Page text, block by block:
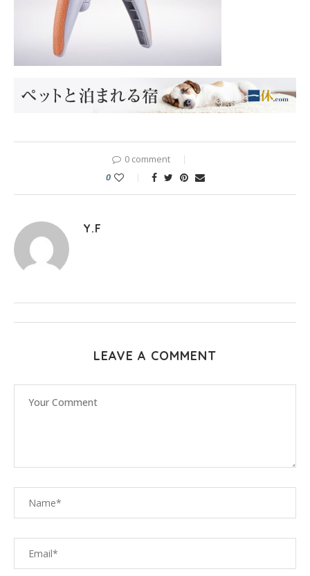
0 comment
0
Y.F
LEAVE A COMMENT